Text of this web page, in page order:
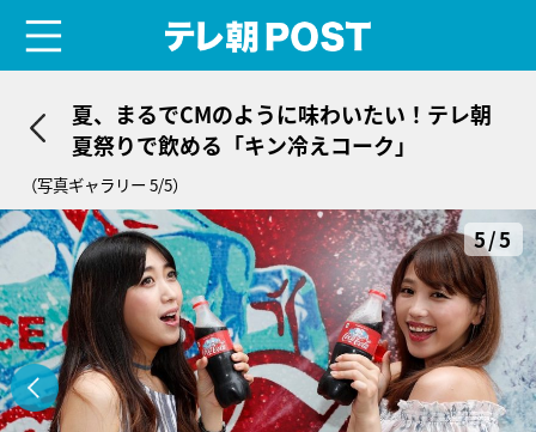
夏、まるでCMのように味わいたい！テレ朝
夏祭りで飲める「キン冷えコーク」
（写真ギャラリー 5/5）
5/5